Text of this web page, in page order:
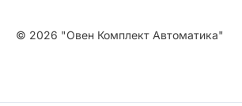
© 2026 "Овен Комплект Автоматика"